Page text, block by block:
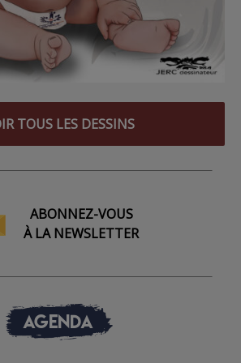
TOUS LES DESSINS
ABONNEZ-VOUS
À LA NEWSLETTER
AGENDA